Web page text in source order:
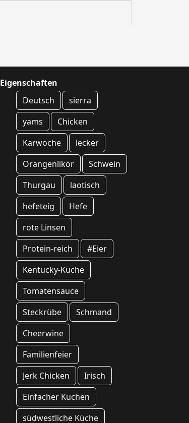
Eigenschaften
Deutsch
sierra
yams
Chicken
Karwoche
lecker
Orangenlikör
Schwein
Thurgau
laotisch
hefeteig
Hefe
rote Linsen
Protein-reich
#Eier
Kentucky-Küche
Tomatensauce
Steckrübe
Schmand
Cheerwine
Familienfeier
Jerk Chicken
Irisch
Einfacher Kuchen
südwestliche Küche